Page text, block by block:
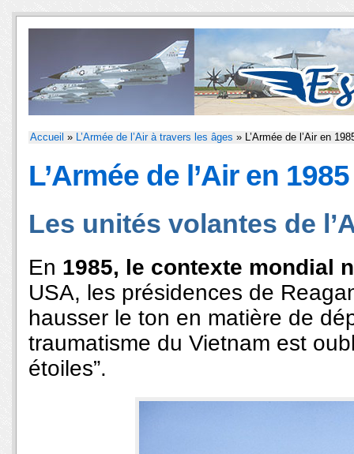
Accueil » L’Armée de l’Air à travers les âges » L’Armée de l’Air en
L’Armée de l’Air en 1985
Les unités volantes de
En 1985, le contexte mondial
USA, les présidences de
hausser le ton en matière de
traumatisme du Vietnam est
étoiles”.